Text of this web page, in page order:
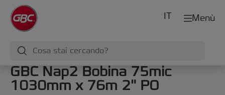
Menù
IT
GBC Nap2 Bobina 75mic
1030mm x 76m 2" PO